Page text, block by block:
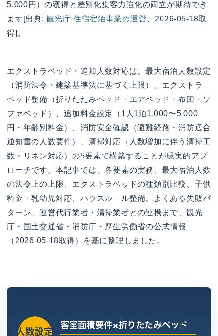
5,000円）の獲得と差別化集客力強化の両立が期待でき
ます[出典:観光庁 住宅宿泊事業の運営 、2026-05-18取
得]。
エクストラベッド・追加人数対応は、最大宿泊人数設定
（消防法令・建築基準法に基づく上限）、エクストラ
ベッド整備（折りたたみベッド・エアベッド・布団・ソ
ファベッド）、追加料金設定（1人1泊1,000〜5,000
円・年齢別料金）、消防安全確認（避難経路・消防適合
通知書の人数要件）、清掃対応（人数増加に伴う清掃工
数・リネン対応）の5要素で構築することが現実的アプ
ローチです。本記事では、各要素の実務、最大宿泊人数
の法令上の上限、エクストラベッドの種類別比較、子供
料金・乳幼児対応、ハウスルール整備、よくある失敗パ
ターン、運営代行業者・清掃業者との連携まで、観光
庁・国土交通省・消防庁・厚生労働省の公式情報
（2026-05-18取得）を基に整理しました。